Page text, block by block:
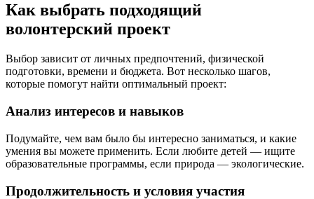
Как выбрать подходящий
волонтерский проект
Выбор зависит от личных предпочтений, физической
подготовки, времени и бюджета. Вот несколько шагов,
которые помогут найти оптимальный проект:
Анализ интересов и навыков
Подумайте, чем вам было бы интересно заниматься, и какие
умения вы можете применить. Если любите детей — ищите
образовательные программы, если природа — экологические.
Продолжительность и условия участия